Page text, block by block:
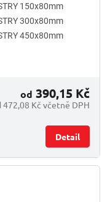
150x80mm
300x80mm
450x80mm
472,08 Kč včetně DPH
od 390,15 Kč
Detail